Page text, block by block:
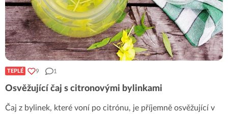
TEPLÉ 9 1
Osvěžující čaj s citronovými bylinkami
Čaj z bylinek, které voní po citrónu, je příjemně osvěžující v